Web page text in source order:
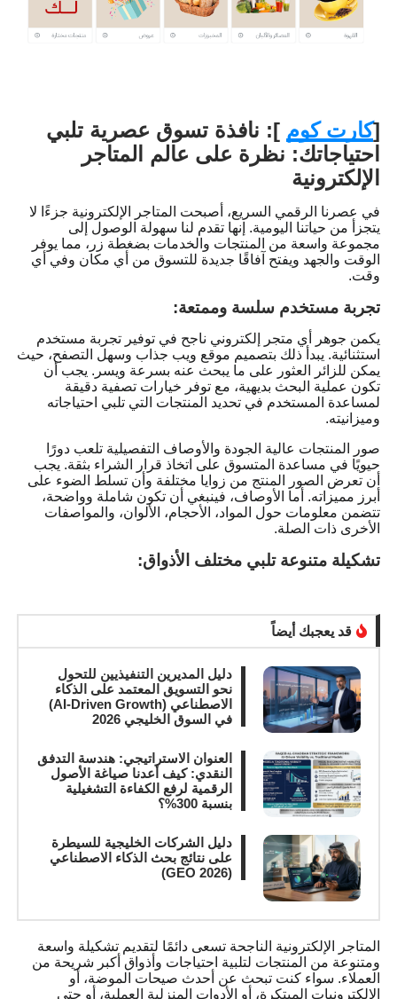
[كارت كوم ]: نافذة تسوق عصرية تلبي
احتياجاتك: نظرة على عالم المتاجر
الإلكترونية
في عصرنا الرقمي السريع، أصبحت المتاجر الإلكترونية جزءًا لا
يتجزأ من حياتنا اليومية. إنها تقدم لنا سهولة الوصول إلى
مجموعة واسعة من المنتجات والخدمات بضغطة زر، مما يوفر
الوقت والجهد ويفتح آفاقًا جديدة للتسوق من أي مكان وفي أي
وقت.
تجربة مستخدم سلسة وممتعة:
يكمن جوهر أي متجر إلكتروني ناجح في توفير تجربة مستخدم
استثنائية. يبدأ ذلك بتصميم موقع ويب جذاب وسهل التصفح، حيث
يمكن للزائر العثور على ما يبحث عنه بسرعة ويسر. يجب أن
تكون عملية البحث بديهية، مع توفر خيارات تصفية دقيقة
لمساعدة المستخدم في تحديد المنتجات التي تلبي احتياجاته
وميزانيته.
صور المنتجات عالية الجودة والأوصاف التفصيلية تلعب دورًا
حيويًا في مساعدة المتسوق على اتخاذ قرار الشراء بثقة. يجب
أن تعرض الصور المنتج من زوايا مختلفة وأن تسلط الضوء على
أبرز مميزاته. أما الأوصاف، فينبغي أن تكون شاملة وواضحة،
تتضمن معلومات حول المواد، الأحجام، الألوان، والمواصفات
الأخرى ذات الصلة.
تشكيلة متنوعة تلبي مختلف الأذواق:
قد يعجبك أيضاً
دليل المديرين التنفيذيين للتحول
نحو التسويق المعتمد على الذكاء
الاصطناعي (AI-Driven Growth)
في السوق الخليجي 2026
العنوان الاستراتيجي: هندسة التدفق
النقدي: كيف أعدنا صياغة الأصول
الرقمية لرفع الكفاءة التشغيلية
بنسبة 300%؟
دليل الشركات الخليجية للسيطرة
على نتائج بحث الذكاء الاصطناعي
(GEO 2026)
المتاجر الإلكترونية الناجحة تسعى دائمًا لتقديم تشكيلة واسعة
ومتنوعة من المنتجات لتلبية احتياجات وأذواق أكبر شريحة من
العملاء. سواء كنت تبحث عن أحدث صيحات الموضة، أو
الإلكترونيات المبتكرة، أو الأدوات المنزلية العملية، أو حتى